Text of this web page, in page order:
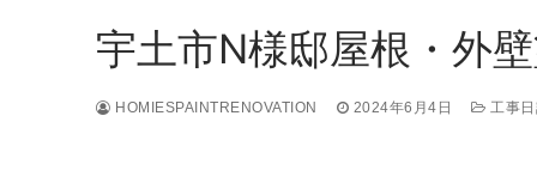
宇土市N様邸屋根・外
HOMIESPAINTRENOVATION 2024年6月4日 工事